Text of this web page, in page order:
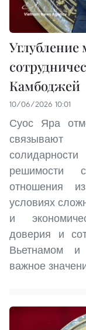
Камбоджей
10/06/2026 10:01
Суос Яра
решимости
отношения
условиях
и
доверия и
Вьетнамом и
важное